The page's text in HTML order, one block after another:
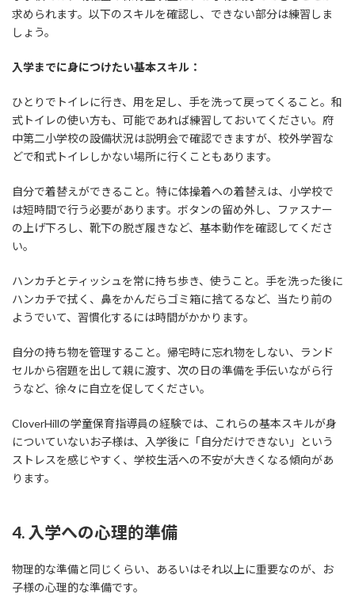
求められます。以下のスキルを確認し、できない部分は練習しま
しょう。
入学までに身につけたい基本スキル：
ひとりでトイレに行き、用を足し、手を洗って戻ってくること。和
式トイレの使い方も、可能であれば練習しておいてください。府
中第二小学校の設備状況は説明会で確認できますが、校外学習な
どで和式トイレしかない場所に行くこともあります。
自分で着替えができること。特に体操着への着替えは、小学校で
は短時間で行う必要があります。ボタンの留め外し、ファスナー
の上げ下ろし、靴下の脱ぎ履きなど、基本動作を確認してくださ
い。
ハンカチとティッシュを常に持ち歩き、使うこと。手を洗った後に
ハンカチで拭く、鼻をかんだらゴミ箱に捨てるなど、当たり前の
ようでいて、習慣化するには時間がかかります。
自分の持ち物を管理すること。帰宅時に忘れ物をしない、ランド
セルから宿題を出して親に渡す、次の日の準備を手伝いながら行
うなど、徐々に自立を促してください。
CloverHillの学童保育指導員の経験では、これらの基本スキルが身
についていないお子様は、入学後に「自分だけできない」という
ストレスを感じやすく、学校生活への不安が大きくなる傾向があ
ります。
4. 入学への心理的準備
物理的な準備と同じくらい、あるいはそれ以上に重要なのが、お
子様の心理的な準備です。